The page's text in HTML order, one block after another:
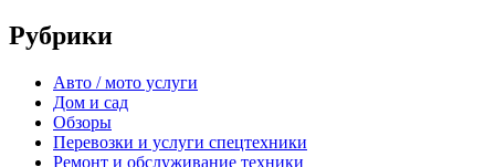
Рубрики
Авто / мото услуги
Дом и сад
Обзоры
Перевозки и услуги спецтехники
Ремонт и обслуживание техники